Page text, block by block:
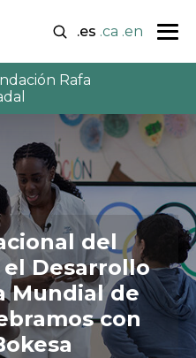
.es .ca .en
Rafa
del
Desarrollo
Mundial de
con